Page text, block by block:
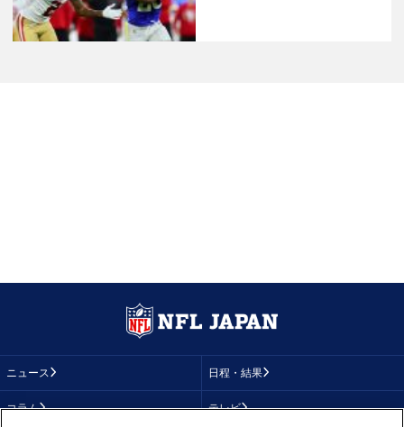
ニュース 日程・結果
コラム テレビ